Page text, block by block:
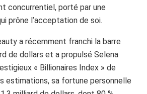
concurrentiel, porté par une
prône l’acceptation de soi.
a récemment franchi la barre
de dollars et a propulsé Selena
« Billionaires Index » de
estimations, sa fortune personnelle